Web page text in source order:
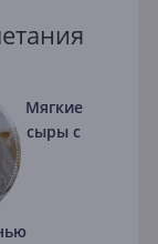
Мягкие
сыры с